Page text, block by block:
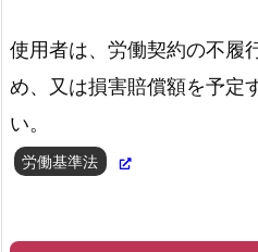
貨物自動車運送事業法第24条の5
使用者は、労働契約の不履
め、又は損害賠償額を予定
い。
労働基準法